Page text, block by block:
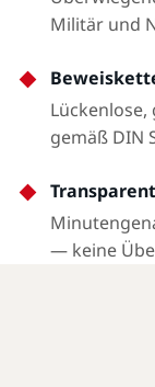
Militär und
gemäß DIN
— keine